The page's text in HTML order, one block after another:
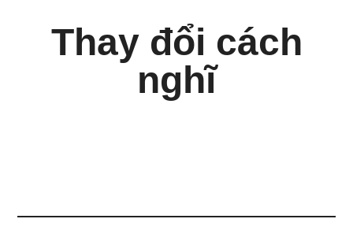
Thay đổi cách
nghĩ